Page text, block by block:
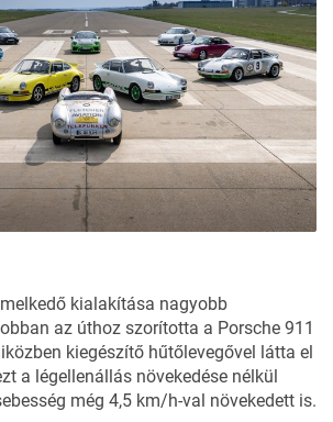
kialakítása nagyobb
az úthoz szorította a Porsche 911
kiegészítő hűtőlevegővel látta el
a légellenállás növekedése nélkül
még 4,5 km/h-val növekedett is.